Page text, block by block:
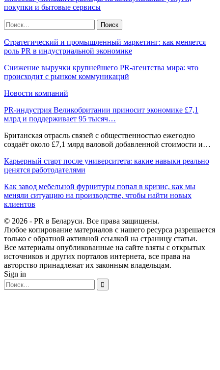
покупки и бытовые сервисы
Стратегический и промышленный маркетинг: как меняется
роль PR в индустриальной экономике
Снижение выручки крупнейшего PR-агентства мира: что
происходит с рынком коммуникаций
Новости компаний
PR-индустрия Великобритании приносит экономике £7,1
млрд и поддерживает 95 тысяч…
Британская отрасль связей с общественностью ежегодно
создаёт около £7,1 млрд валовой добавленной стоимости и…
Карьерный старт после университета: какие навыки реально
ценятся работодателями
Как завод мебельной фурнитуры попал в кризис, как мы
меняли ситуацию на производстве, чтобы найти новых
клиентов
© 2026 - PR в Беларуси. Все права защищены.
Любое копирование материалов с нашего ресурса разрешается
только с обратной активной ссылкой на страницу статьи.
Все материалы опубликованные на сайте взяты с открытых
источников и других порталов интернета, все права на
авторство принадлежат их законным владельцам.
Sign in